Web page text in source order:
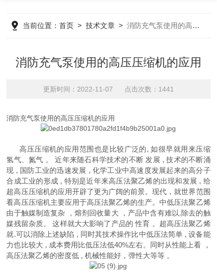
当前位置：首页 >技术文章 >消防充气泵使用的高压压缩机的应用
消防充气泵使用的高压压缩机的应用
更新时间：2022-11-07 点击次数：1441
消防充气泵使用的高压压缩机的应用
高压压缩机的应用范围也是比较广泛的, 如很早就用来压缩
氢气、氮气 。 近年来随石科学技术的不断 发展 , 技术的不断涌
现 , 国防工业的迅速发展 , 化学工业中高速度发展起来的高分子
合成工业的形成 , 特别是近年来高压法聚乙烯的出现和发展 , 给
超高压压缩机的应用开辟了更为广阔的前景。现代，就世界范围
看高压压缩机主要应用于高压法聚乙烯的生产。中低压法聚乙烯
由于触媒制造复杂 ，熔剂回收量大 ，产品中含有难以.除去的触
媒残留杂质。 这样就大大影响了产品的 性育 。超高压法聚乙烯
就.可以消除上述缺陷 , 同时其技术操作比中低压法简单 , 设备能
力也比较大 , 成本费用比低压法低40%左右。同时从性能上看 ，
高压法聚乙烯的密度低 , 机械性能好，弹性大等等 。